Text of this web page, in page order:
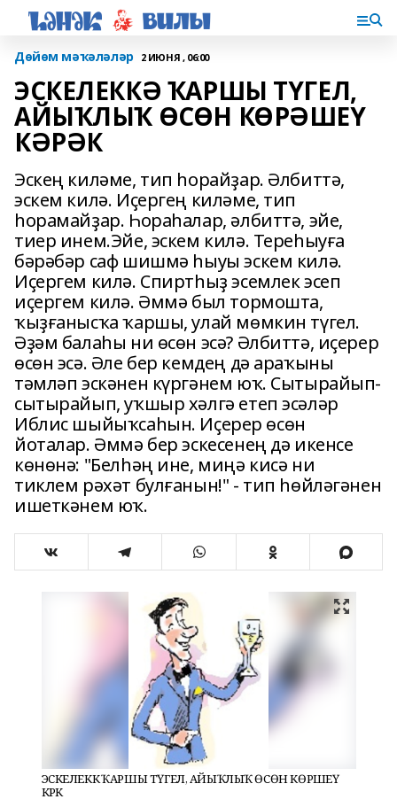
Дөйөм мәҡәләләр 2 ИЮНЯ , 06:00
ЭСКЕЛЕККӘ ҠАРШЫ ТҮГЕЛ,
АЙЫҠЛЫҠ ӨСӨН КӨРӘШЕҮ
КӘРӘК
Эскең киләме, тип һорайҙар. Әлбиттә,
эскем килә. Иҫергең киләме, тип
һорамайҙар. Һораһалар, әлбиттә, эйе,
тиер инем.Эйе, эскем килә. Тереһыуға
бәрәбәр саф шишмә һыуы эскем килә.
Иҫергем килә. Спиртһыҙ эсемлек эсеп
иҫергем килә. Әммә был тормошта,
ҡыҙғанысҡа ҡаршы, улай мөмкин түгел.
Әҙәм балаһы ни өсөн эсә? Әлбиттә, иҫерер
өсөн эсә. Әле бер кемдең дә араҡыны
тәмләп эскәнен күргәнем юҡ. Сытырайып-
сытырайып, уҡшыр хәлгә етеп эсәләр
Иблис шыйыҡсаһын. Иҫерер өсөн
йоталар. Әммә бер эскесенең дә икенсе
көнөнә: "Белһәң ине, миңә кисә ни
тиклем рәхәт булғанын!" - тип һөйләгәнен
ишеткәнем юҡ.
ЭСКЕЛЕККӘ ҠАРШЫ ТҮГЕЛ, АЙЫҠЛЫҠ ӨСӨН КӨРӘШЕҮ
КӘРӘК